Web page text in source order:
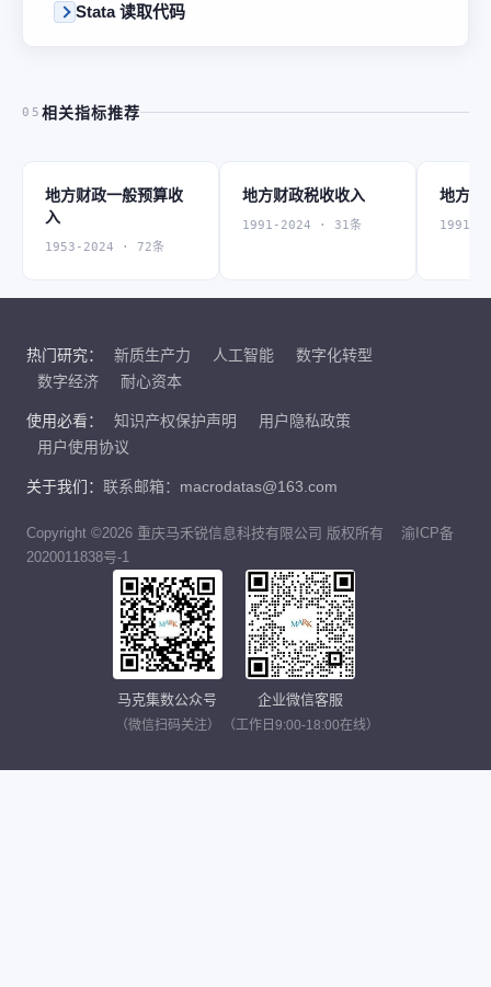
Stata 读取代码
05 相关指标推荐
地方财政一般预算收
入
1953-2024 · 72条
地方财政税收收入
1991-2024 · 31条
地方财
1991-
热门研究： 新质生产力 人工智能
数字化转型
数字经济
耐心资本
使用必看： 知识产权保护声明
用户隐私政策
用户使用协议
关于我们： 联系邮箱：macrodatas@163.com
Copyright ©2026 重庆马禾锐信息科技有限公司 版权所有
渝ICP备
2020011838号-1
马克集数公众号
（微信扫码关注）
企业微信客服
（工作日9:00-18:00在线）